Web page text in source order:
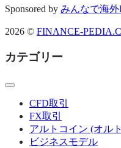
稿
の
ー
ジ
Sponsored by みんなで海外
2026 © FINANCE-
カテゴリー
CFD取引
FX取引
アルトコイン (オル
ビジネスモデル